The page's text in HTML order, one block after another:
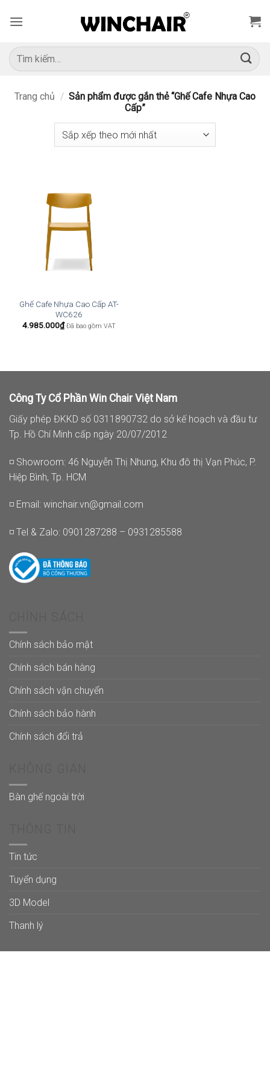
qua
dung
Tìm
kiếm:
Trang chủ / Sản phẩm được gắn thẻ “Ghế Cafe Nhựa Cao
Cấp”
Ghế Cafe Nhựa Cao Cấp AT-
WC626
4.985.000₫ Đã bao gồm VAT
Công Ty Cổ Phần Win Chair Việt Nam
Giấy phép ĐKKD số 0311890732 do sở kế hoạch và đầu tư
Tp. Hồ Chí Minh cấp ngày 20/07/2012
◽ Showroom: 46 Nguyễn Thị Nhung, Khu đô thị Vạn Phúc, P.
Hiệp Bình, Tp. HCM
◽ Email: winchair.vn@gmail.com
◽ Tel & Zalo: 0901287288 – 0931285588
Chính sách bảo mật
Chính sách bán hàng
Chính sách vận chuyển
Chính sách bảo hành
Chính sách đổi trả
Bàn ghế ngoài trời
Tin tức
Tuyển dụng
3D Model
Thanh lý